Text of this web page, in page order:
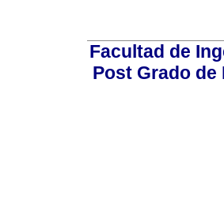
Facultad de
Post Grado de